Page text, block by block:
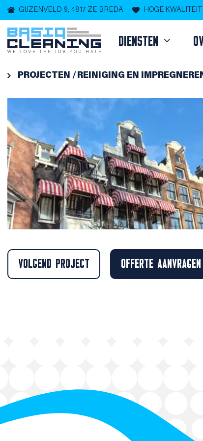
GIJZENVELD 9, 4817 ZE BREDA HOGE
DIENSTEN
 PROJECTEN REINIGING EN
VOLGEND PROJECT OFFERTE AANVRAGEN